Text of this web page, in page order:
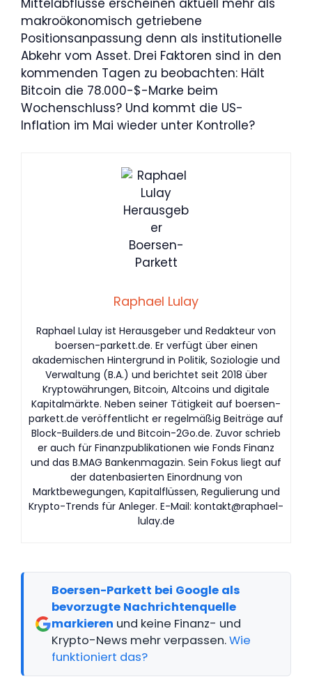
Mittelabflüsse erscheinen aktuell mehr als
makroökonomisch getriebene
Positionsanpassung denn als institutionelle
Abkehr vom Asset. Drei Faktoren sind in den
kommenden Tagen zu beobachten: Hält
Bitcoin die 78.000-$-Marke beim
Wochenschluss? Und kommt die US-
Inflation im Mai wieder unter Kontrolle?
Raphael Lulay
Raphael Lulay ist Herausgeber und Redakteur von
boersen-parkett.de. Er verfügt über einen
akademischen Hintergrund in Politik, Soziologie und
Verwaltung (B.A.) und berichtet seit 2018 über
Kryptowährungen, Bitcoin, Altcoins und digitale
Kapitalmärkte. Neben seiner Tätigkeit auf boersen-
parkett.de veröffentlicht er regelmäßig Beiträge auf
Block-Builders.de und Bitcoin-2Go.de. Zuvor schrieb
er auch für Finanzpublikationen wie Fonds Finanz
und das B.MAG Bankenmagazin. Sein Fokus liegt auf
der datenbasierten Einordnung von
Marktbewegungen, Kapitalflüssen, Regulierung und
Krypto-Trends für Anleger. E-Mail: kontakt@raphael-
lulay.de
Boersen-Parkett bei Google als
bevorzugte Nachrichtenquelle
markieren und keine Finanz- und
Krypto-News mehr verpassen.Wie
funktioniert das?